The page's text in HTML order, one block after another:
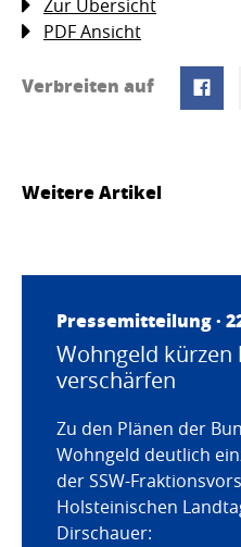
Zur Übersicht
PDF Ansicht
Verbreiten auf
Weitere Artikel
Pressemitteilung ·
Wohngeld
verschärfen
Zu den Plänen der
Wohngeld deutlich
der SSW-
Holsteinischen
Dirschauer: